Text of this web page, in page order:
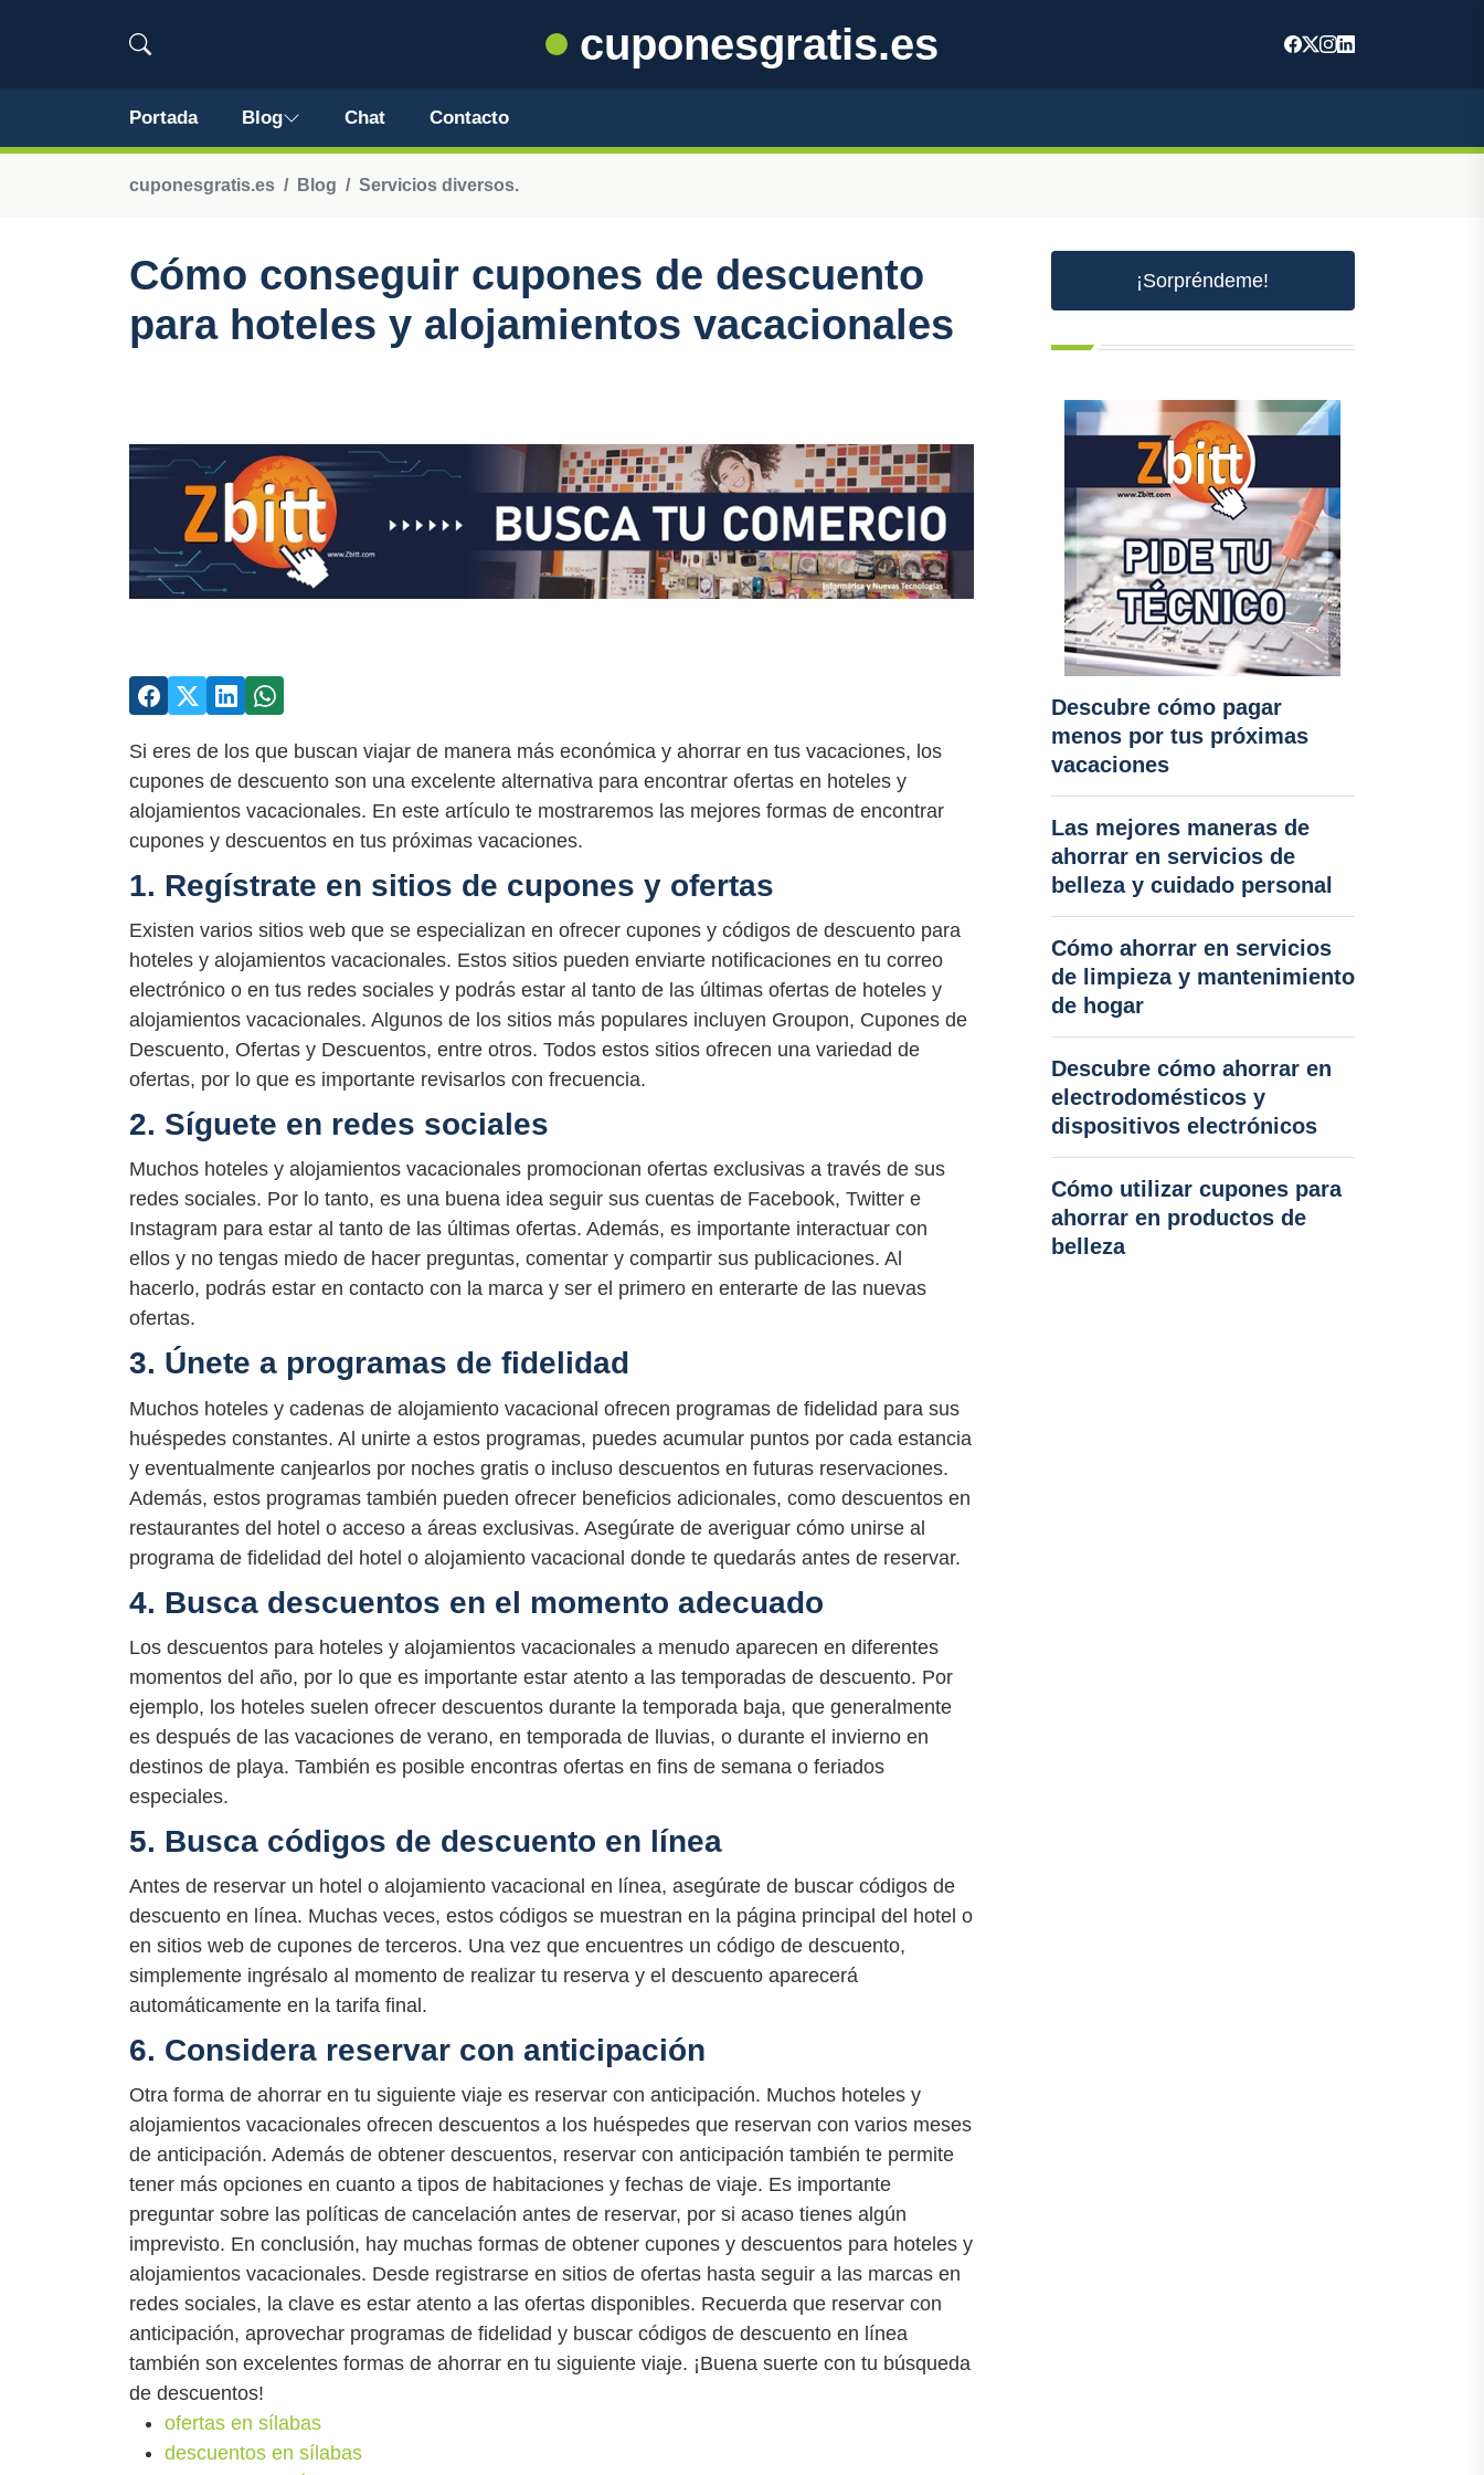
cuponesgratis.es
Portada Blog Chat Contacto
cuponesgratis.es Blog Servicios diversos.
Cómo conseguir cupones de descuento
para hoteles y alojamientos vacacionales
Si eres de los que buscan viajar de manera más económica y ahorrar en tus vacaciones, los
cupones de descuento son una excelente alternativa para encontrar ofertas en hoteles y
alojamientos vacacionales. En este artículo te mostraremos las mejores formas de encontrar
cupones y descuentos en tus próximas vacaciones.
1. Regístrate en sitios de cupones y ofertas
Existen varios sitios web que se especializan en ofrecer cupones y códigos de descuento para
hoteles y alojamientos vacacionales. Estos sitios pueden enviarte notificaciones en tu correo
electrónico o en tus redes sociales y podrás estar al tanto de las últimas ofertas de hoteles y
alojamientos vacacionales. Algunos de los sitios más populares incluyen Groupon, Cupones de
Descuento, Ofertas y Descuentos, entre otros. Todos estos sitios ofrecen una variedad de
ofertas, por lo que es importante revisarlos con frecuencia.
2. Síguete en redes sociales
Muchos hoteles y alojamientos vacacionales promocionan ofertas exclusivas a través de sus
redes sociales. Por lo tanto, es una buena idea seguir sus cuentas de Facebook, Twitter e
Instagram para estar al tanto de las últimas ofertas. Además, es importante interactuar con
ellos y no tengas miedo de hacer preguntas, comentar y compartir sus publicaciones. Al
hacerlo, podrás estar en contacto con la marca y ser el primero en enterarte de las nuevas
ofertas.
3. Únete a programas de fidelidad
Muchos hoteles y cadenas de alojamiento vacacional ofrecen programas de fidelidad para sus
huéspedes constantes. Al unirte a estos programas, puedes acumular puntos por cada estancia
y eventualmente canjearlos por noches gratis o incluso descuentos en futuras reservaciones.
Además, estos programas también pueden ofrecer beneficios adicionales, como descuentos en
restaurantes del hotel o acceso a áreas exclusivas. Asegúrate de averiguar cómo unirse al
programa de fidelidad del hotel o alojamiento vacacional donde te quedarás antes de reservar.
4. Busca descuentos en el momento adecuado
Los descuentos para hoteles y alojamientos vacacionales a menudo aparecen en diferentes
momentos del año, por lo que es importante estar atento a las temporadas de descuento. Por
ejemplo, los hoteles suelen ofrecer descuentos durante la temporada baja, que generalmente
es después de las vacaciones de verano, en temporada de lluvias, o durante el invierno en
destinos de playa. También es posible encontras ofertas en fins de semana o feriados
especiales.
5. Busca códigos de descuento en línea
Antes de reservar un hotel o alojamiento vacacional en línea, asegúrate de buscar códigos de
descuento en línea. Muchas veces, estos códigos se muestran en la página principal del hotel o
en sitios web de cupones de terceros. Una vez que encuentres un código de descuento,
simplemente ingrésalo al momento de realizar tu reserva y el descuento aparecerá
automáticamente en la tarifa final.
6. Considera reservar con anticipación
Otra forma de ahorrar en tu siguiente viaje es reservar con anticipación. Muchos hoteles y
alojamientos vacacionales ofrecen descuentos a los huéspedes que reservan con varios meses
de anticipación. Además de obtener descuentos, reservar con anticipación también te permite
tener más opciones en cuanto a tipos de habitaciones y fechas de viaje. Es importante
preguntar sobre las políticas de cancelación antes de reservar, por si acaso tienes algún
imprevisto. En conclusión, hay muchas formas de obtener cupones y descuentos para hoteles y
alojamientos vacacionales. Desde registrarse en sitios de ofertas hasta seguir a las marcas en
redes sociales, la clave es estar atento a las ofertas disponibles. Recuerda que reservar con
anticipación, aprovechar programas de fidelidad y buscar códigos de descuento en línea
también son excelentes formas de ahorrar en tu siguiente viaje. ¡Buena suerte con tu búsqueda
de descuentos!
ofertas en sílabas
descuentos en sílabas
¡Sorpréndeme!
Descubre cómo pagar
menos por tus próximas
vacaciones
Las mejores maneras de
ahorrar en servicios de
belleza y cuidado personal
Cómo ahorrar en servicios
de limpieza y mantenimiento
de hogar
Descubre cómo ahorrar en
electrodomésticos y
dispositivos electrónicos
Cómo utilizar cupones para
ahorrar en productos de
belleza